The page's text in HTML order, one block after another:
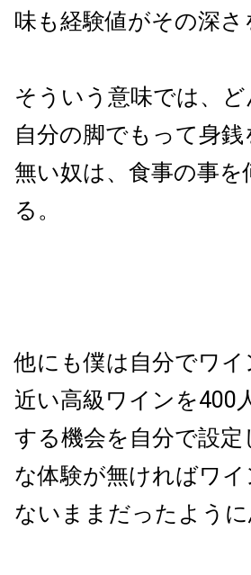
味も経験値がその深さ
そういう意味では、
自分の脚でもって身
無い奴は、食事の事
る。
他にも僕は自分でワ
近い高級ワインを400
する機会を自分で設
な体験が無ければワ
ないままだったように